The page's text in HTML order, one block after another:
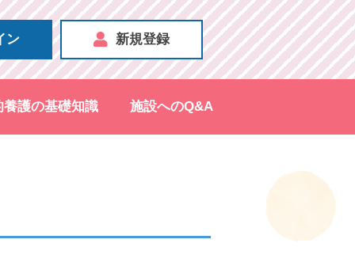
ン 新規登録
養護の基礎知識 施設へのQ&A